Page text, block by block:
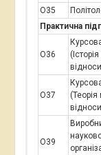
О35
Практична
О36
О37
О39